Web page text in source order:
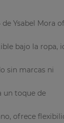
Ysabel Mora
bajo la ropa,
sin marcas ni
un toque de
ofrece